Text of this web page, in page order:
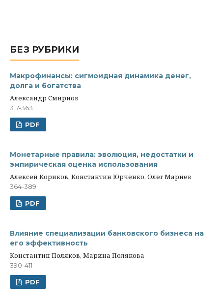
БЕЗ РУБРИКИ
Макрофинансы: сигмоидная динамика денег,
долга и богатства
Александр Смирнов
317-363
PDF
Монетарные правила: эволюция, недостатки и
эмпирическая оценка использования
Алексей Кориков, Константин Юрченко, Олег Мариев
364-389
PDF
Влияние специализации банковского бизнеса на
его эффективность
Константин Поляков, Марина Полякова
390-411
PDF